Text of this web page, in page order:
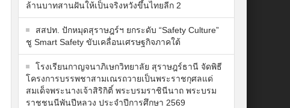
ล้านบาทสานฝันให้เป็นจริงหวังขึ้นไทยลีก 2
สสปท. ปักหมุดสุราษฎร์ฯ ยกระดับ “Safety Culture”
ชู Smart Safety ขับเคลื่อนเศรษฐกิจภาคใต้
โรงเรียนกาญจนาภิเษกวิทยาลัย สุราษฎร์ธานี จัดพิธี
โครงการบรรพชาสามเณรถวายเป็นพระราชกุศลแด่
สมเด็จพระนางเจ้าสิริกิติ์ พระบรมราชินีนาถ พระบรม
ราชชนนีพันปีหลวง ประจำปีการศึกษา 2569